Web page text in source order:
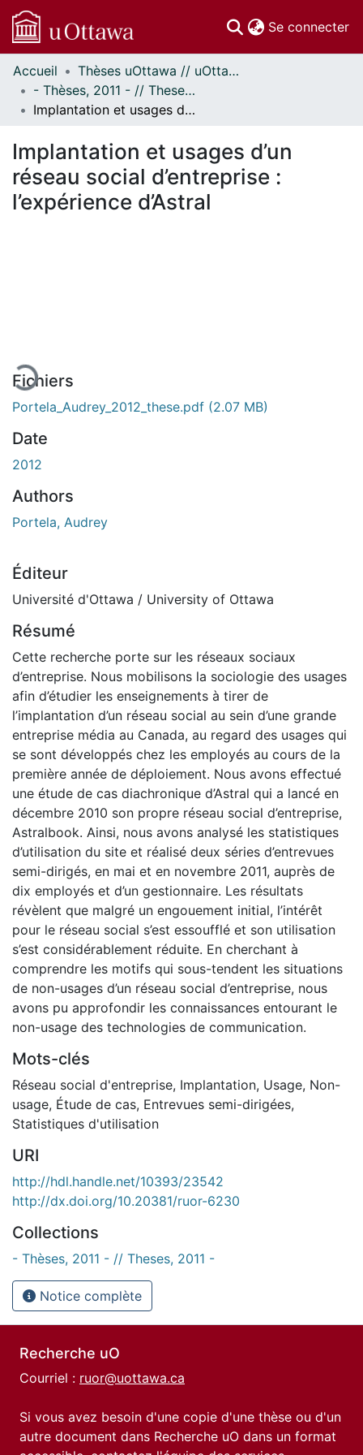
Se connecter
Communautés
et collections
Parcourir
À propos
Accueil
Thèses uOttawa // uOttawa Theses
- Thèses, 2011 - // Theses, 2011 -
Implantation et usages d’un réseau social d’entreprise : l’expérience d’Astral
Implantation et usages d’un
réseau social d’entreprise :
l’expérience d’Astral
Fichiers
Portela_Audrey_2012_these.pdf (2.07 MB)
Date
2012
Authors
Portela, Audrey
Éditeur
Université d'Ottawa / University of Ottawa
Résumé
Cette recherche porte sur les réseaux sociaux
d’entreprise. Nous mobilisons la sociologie des usages
afin d’étudier les enseignements à tirer de
l’implantation d’un réseau social au sein d’une grande
entreprise média au Canada, au regard des usages qui
se sont développés chez les employés au cours de la
première année de déploiement. Nous avons effectué
une étude de cas diachronique d’Astral qui a lancé en
décembre 2010 son propre réseau social d’entreprise,
Astralbook. Ainsi, nous avons analysé les statistiques
d’utilisation du site et réalisé deux séries d’entrevues
semi-dirigés, en mai et en novembre 2011, auprès de
dix employés et d’un gestionnaire. Les résultats
révèlent que malgré un engouement initial, l’intérêt
pour le réseau social s’est essoufflé et son utilisation
s’est considérablement réduite. En cherchant à
comprendre les motifs qui sous-tendent les situations
de non-usages d’un réseau social d’entreprise, nous
avons pu approfondir les connaissances entourant le
non-usage des technologies de communication.
Mots-clés
Réseau social d'entreprise, Implantation, Usage, Non-
usage, Étude de cas, Entrevues semi-dirigées,
Statistiques d'utilisation
URI
http://hdl.handle.net/10393/23542
http://dx.doi.org/10.20381/ruor-6230
Collections
- Thèses, 2011 - // Theses, 2011 -
Notice complète
Recherche uO
Courriel : ruor@uottawa.ca
Si vous avez besoin d'une copie d'une thèse ou d'un
autre document dans Recherche uO dans un format